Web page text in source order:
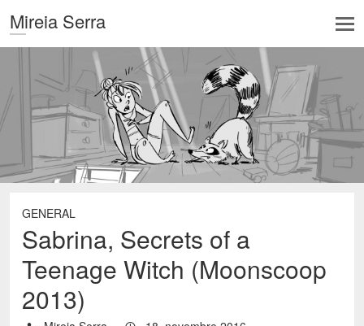
Mireia Serra
GENERAL
Sabrina, Secrets of a
Teenage Witch (Moonscoop
2013)